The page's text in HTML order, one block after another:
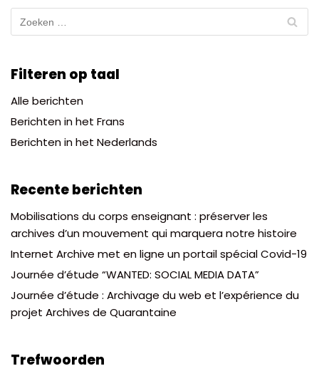
Filteren op taal
Alle berichten
Berichten in het Frans
Berichten in het Nederlands
Recente berichten
Mobilisations du corps enseignant : préserver les
archives d’un mouvement qui marquera notre histoire
Internet Archive met en ligne un portail spécial Covid-19
Journée d’étude “WANTED: SOCIAL MEDIA DATA”
Journée d’étude : Archivage du web et l’expérience du
projet Archives de Quarantaine
Trefwoorden